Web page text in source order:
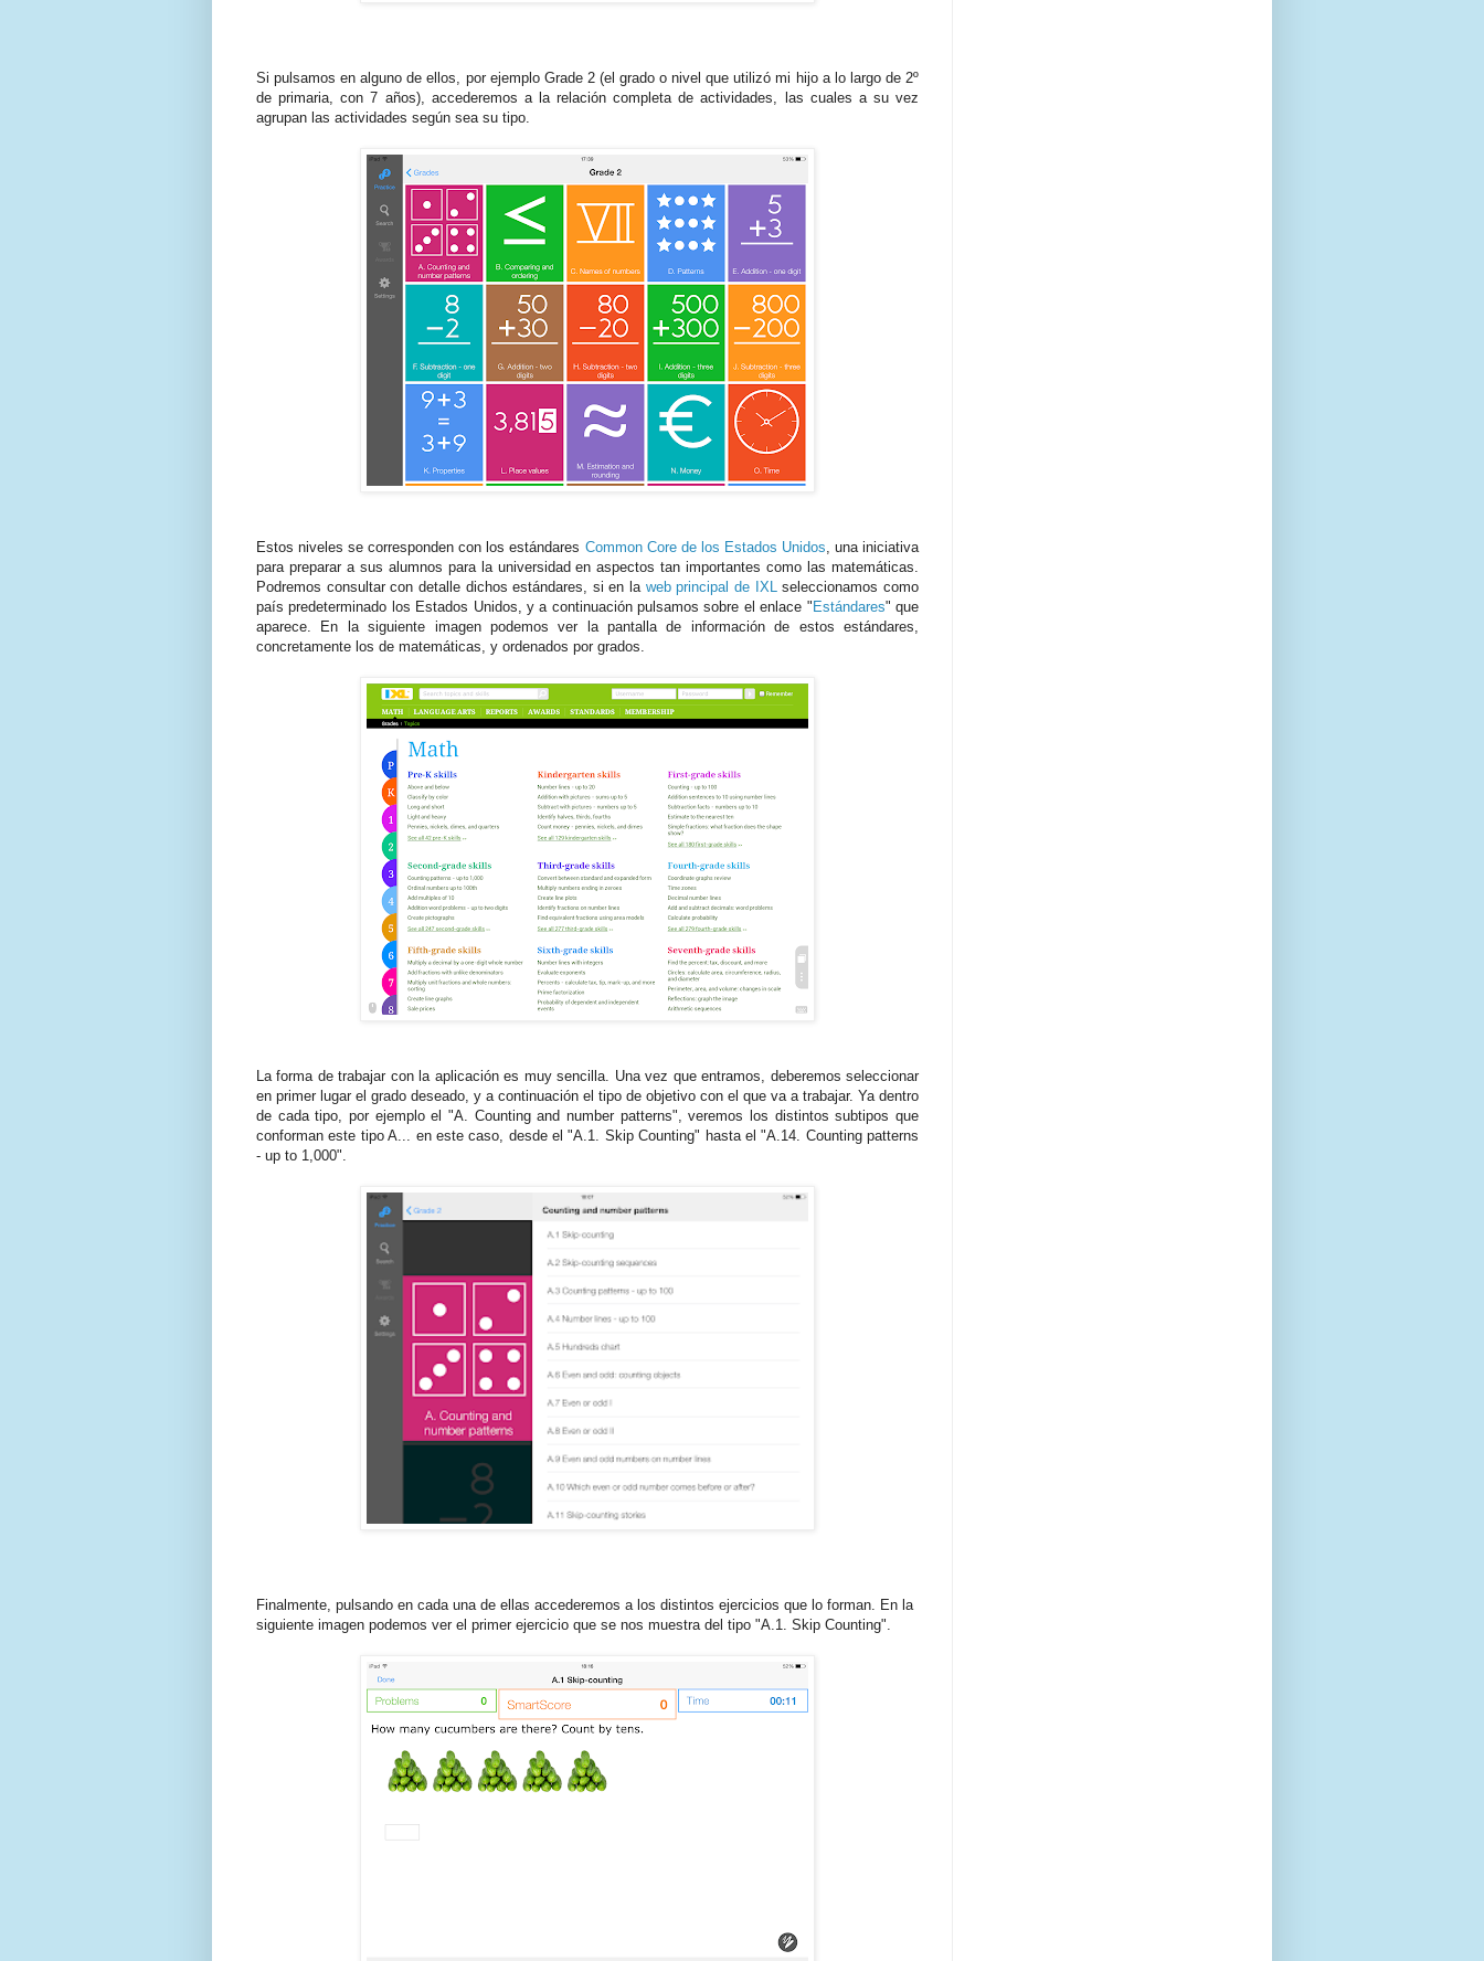
Si pulsamos en alguno de ellos, por ejemplo Grade 2 (el grado o nivel que utilizó mi hijo a lo largo de 2º
de primaria, con 7 años), accederemos a la relación completa de actividades, las cuales a su vez
agrupan las actividades según sea su tipo.
Estos niveles se corresponden con los estándares Common Core de los Estados Unidos, una iniciativa
para preparar a sus alumnos para la universidad en aspectos tan importantes como las matemáticas.
Podremos consultar con detalle dichos estándares, si en la web principal de IXLseleccionamos como
país predeterminado los Estados Unidos, y a continuación pulsamos sobre el enlace " Estándares" que
aparece. En la siguiente imagen podemos ver la pantalla de información de estos estándares,
concretamente los de matemáticas, y ordenados por grados.
La forma de trabajar con la aplicación es muy sencilla. Una vez que entramos, deberemos seleccionar
en primer lugar el grado deseado, y a continuación el tipo de objetivo con el que va a trabajar. Ya dentro
de cada tipo, por ejemplo el "A. Counting and number patterns", veremos los distintos subtipos que
conforman este tipo A... en este caso, desde el "A.1. Skip Counting" hasta el "A.14. Counting patterns
- up to 1,000".
Finalmente, pulsando en cada una de ellas accederemos a los distintos ejercicios que lo forman. En la
siguiente imagen podemos ver el primer ejercicio que se nos muestra del tipo "A.1. Skip Counting".